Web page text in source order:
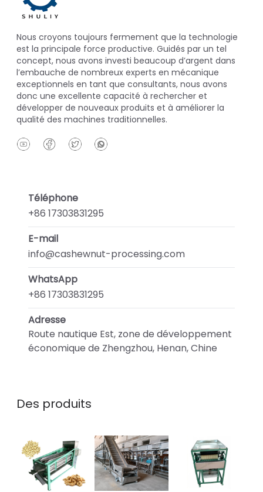
Nous croyons toujours fermement que la technologie
est la principale force productive. Guidés par un tel
concept, nous avons investi beaucoup d’argent dans
l’embauche de nombreux experts en mécanique
exceptionnels en tant que consultants, nous avons
donc une excellente capacité à rechercher et
développer de nouveaux produits et à améliorer la
qualité des machines traditionnelles.
Téléphone
+86 17303831295
E-mail
info@cashewnut-processing.com
WhatsApp
+86 17303831295
Adresse
Route nautique Est, zone de développement
économique de Zhengzhou, Henan, Chine
Des produits